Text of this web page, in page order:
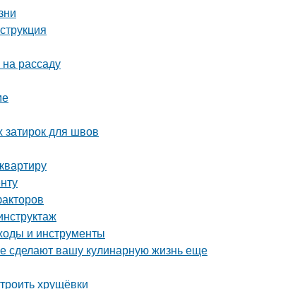
рассаду
для швов
и инструменты
сделают вашу кулинарную жизнь еще
хрущёвки